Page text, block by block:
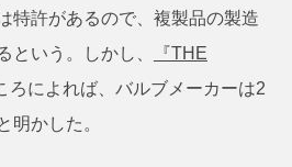
特許があるので、複製品の製造
という。しかし、
『THE
ろによれば、バルブメーカーは2
明かした。